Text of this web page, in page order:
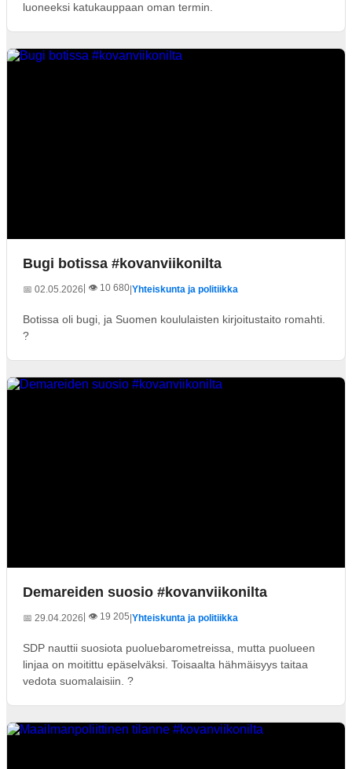
luoneeksi katukauppaan oman termin.
Bugi botissa #kovanviikonilta
📅 02.05.2026 | 👁️ 10 680|Yhteiskunta ja politiikka
Botissa oli bugi, ja Suomen koululaisten kirjoitustaito romahti.
?
Demareiden suosio #kovanviikonilta
📅 29.04.2026 | 👁️ 19 205|Yhteiskunta ja politiikka
SDP nauttii suosiota puoluebarometreissa, mutta puolueen
linjaa on moitittu epäselväksi. Toisaalta hähmäisyys taitaa
vedota suomalaisiin. ?